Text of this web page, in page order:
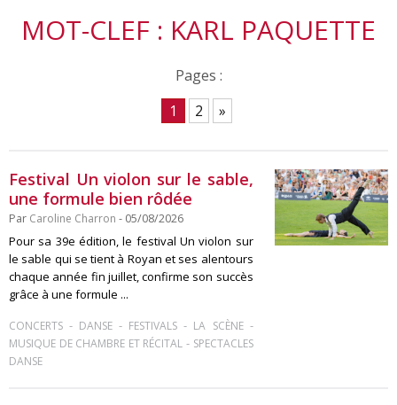
MOT-CLEF : KARL PAQUETTE
Pages :
1
2 »
Festival Un violon sur le sable,
une formule bien rôdée
Par Caroline Charron - 05/08/2026
Pour sa 39e édition, le festival Un violon sur
le sable qui se tient à Royan et ses alentours
chaque année fin juillet, confirme son succès
grâce à une formule ...
CONCERTS - DANSE- FESTIVALS - LA SCÈNE-
MUSIQUE DE CHAMBRE ET RÉCITAL - SPECTACLES
DANSE